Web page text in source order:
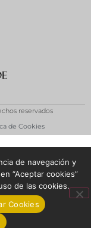
reservados
de Cookies
de navegación y
“Aceptar cookies”
de las cookies.
Cookies